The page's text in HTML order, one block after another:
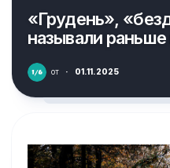
«Грудень»,
называли
от · 01.11.2025